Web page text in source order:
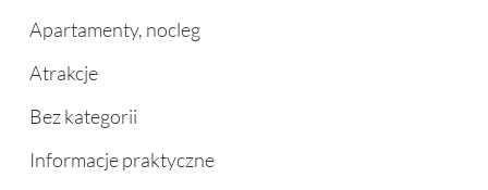
Apartamenty, nocleg
Atrakcje
Bez kategorii
Informacje praktyczne